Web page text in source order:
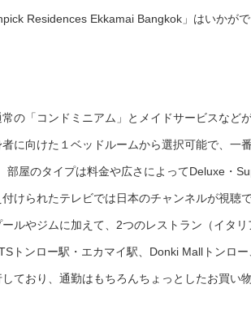
Residences Ekkamai Bangkok」はいかが
常の「コンドミニアム」とメイドサービスなど
に向けた１ベッドルームから選択可能で、一
部屋のタイプは料金や広さによってDeluxe・
付けられたテレビでは日本のチャンネルが視聴
ルやジムに加えて、2つのレストラン（イタ
トンロー駅・エカマイ駅、Donki Mallトンロ
ており、通勤はもちろんちょっとしたお買い